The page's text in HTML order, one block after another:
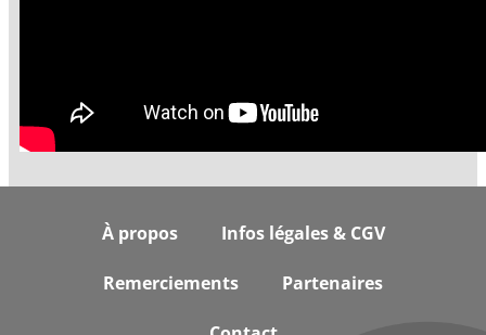
À propos Infos légales & CGV
Remerciements Partenaires